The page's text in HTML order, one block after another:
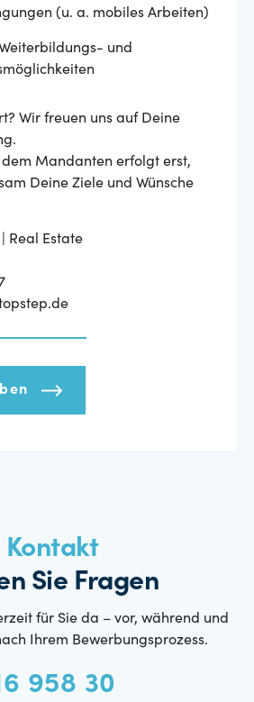
(u. a. mobiles Arbeiten)
und
Wir freuen uns auf Deine
dem Mandanten erfolgt erst,
Deine Ziele und Wünsche
Real Estate
Kontakt
Sie Fragen
für Sie da – vor, während und
Ihrem Bewerbungsprozess.
958 30